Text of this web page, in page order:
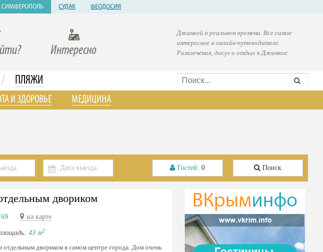
СИМФЕРОПОЛЬ СУДАК ФЕОДОСИЯ
Интересно
Джанкой в реальном времени. Все самое
интересное в онлайн-путеводителе.
Развлечения, досуг и отдых в Джанкое.
/ ПЛЯЖИ
И ЗДОРОВЬЕ МЕДИЦИНА
Гостей: 0 Поиск
двориком
на карте
43 м2
отдельным двориком в самом центре города. Дом очень